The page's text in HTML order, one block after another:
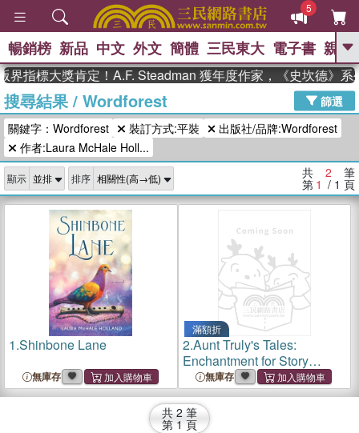
5
GO
熱搜： The Odyssey 、
父親節 、 如果歷史是一群喵 、 暑期
推薦 、 國際布克獎 臺灣漫遊錄 、 方
孩：黎曼猜想 、 偉大的迷走神經
暢銷榜 新品 中文 外文 簡體 三民東大 電子書 親子
界指標大獎肯定！A.F. Steadman 獲年度作家，《史坎德》系
搜尋結果/ Wordforest
篩選
關鍵字：Wordforest
裝訂方式:平裝
出版社/品牌:Wordforest
作者:Laura McHale Holl...
顯示 排序 共 2 筆
第 1 / 1 頁
1.Shinbone Lane
無庫存
滿額折
2.Aunt Truly's Tales:
Enchantment for Story
Lovers無庫存
共 2 筆
第 1 頁